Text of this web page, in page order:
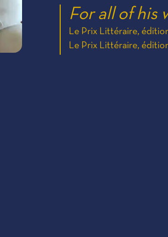
For all of his
Le Prix Littéraire,
Le Prix Littéraire,